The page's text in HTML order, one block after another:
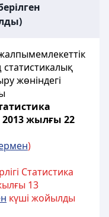
жөніндегі
2013 жылғы 22
)
Статистика
13
күші жойылды